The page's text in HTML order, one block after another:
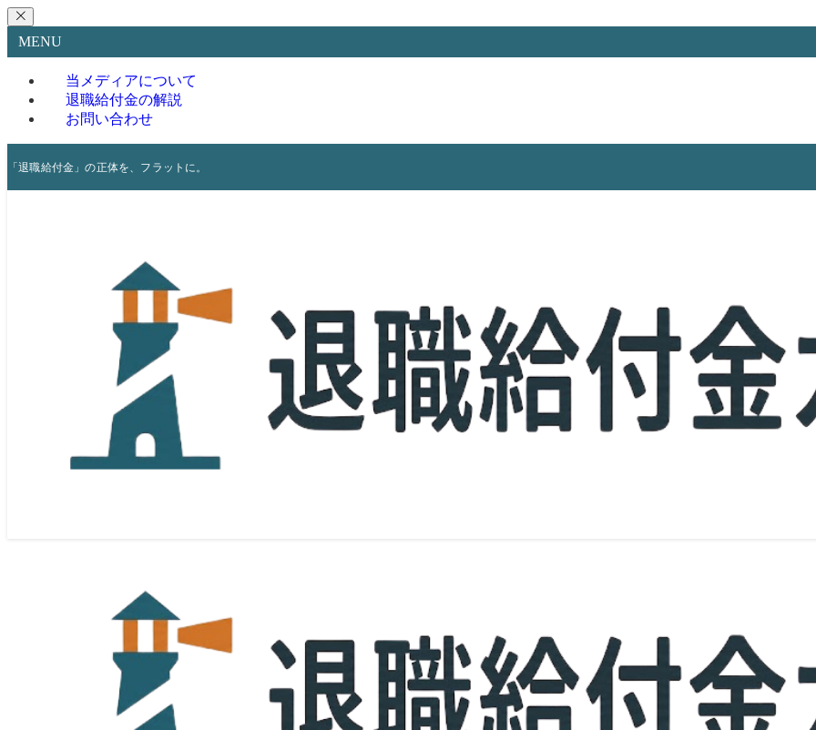
MENU
当メディアについて
退職給付金の解説
お問い合わせ
「退職給付金」の正体を、フラットに。